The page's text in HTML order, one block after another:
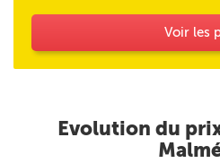
Voir les
Evolution du